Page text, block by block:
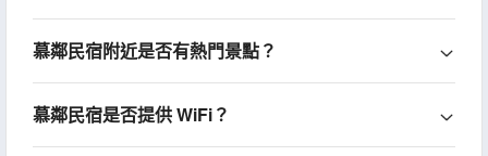
慕鄰民宿附近是否有熱門景點？
慕鄰民宿是否提供 WiFi？